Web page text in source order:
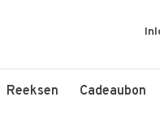
Reeksen Cadeaubon